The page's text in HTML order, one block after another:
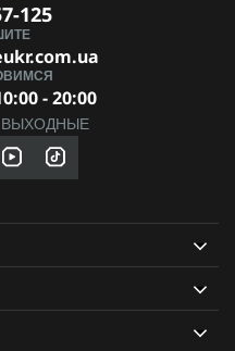
125
- 20:00
ВЫХОДНЫЕ